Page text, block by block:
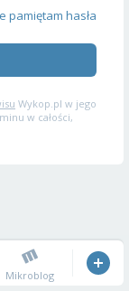
pamiętam hasła
Wykop.pl w jego
w całości,
Mikroblog